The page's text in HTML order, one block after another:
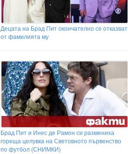
Децата на Брад Пит окончателно се отказват
от фамилията му
Брад Пит и Инес де Рамон си размениха
гореща целувка на Световното първенство
по футбол (СНИМКИ)